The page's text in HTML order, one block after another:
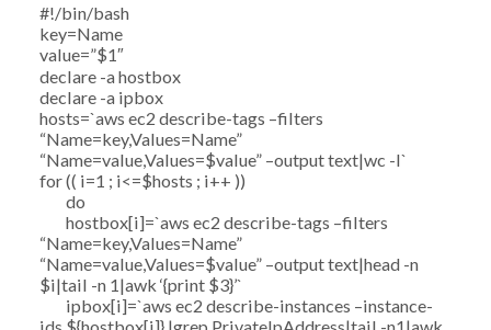
#!/bin/bash
key=Name
value=”$1″
declare -a hostbox
declare -a ipbox
hosts=`aws ec2 describe-tags –filters
“Name=key,Values=Name”
“Name=value,Values=$value” –output text|wc -l`
for (( i=1 ; i<=$hosts ; i++ ))
do
hostbox[i]=`aws ec2 describe-tags –filters
“Name=key,Values=Name”
“Name=value,Values=$value” –output text|head -n
$i|tail -n 1|awk ‘{print $3}’`
ipbox[i]=`aws ec2 describe-instances –instance-